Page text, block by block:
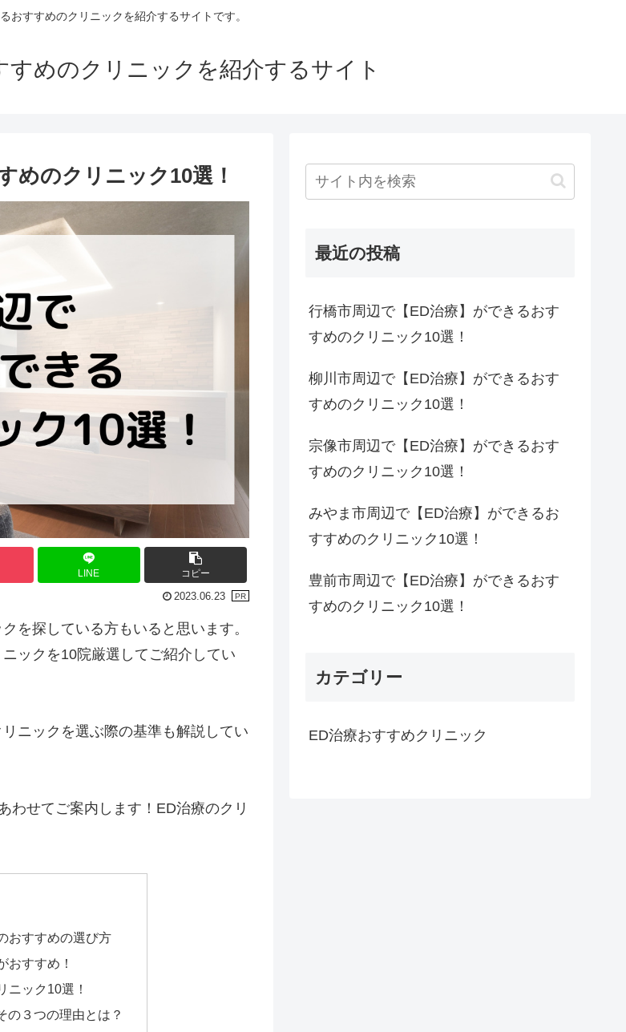
おすすめのクリニックを紹介するサイトです。
すめのクリニックを紹介するサイト
めのクリニック10選！
LINE コピー
2023.06.23
を探している方もいると思います。
ックを10院厳選してご紹介してい
ニックを選ぶ際の基準も解説してい
わせてご案内します！ED治療のクリ
おすすめの選び方
おすすめ！
ニック10選！
の３つの理由とは？
最近の投稿
行橋市周辺で【ED治療】ができるおす
すめのクリニック10選！
柳川市周辺で【ED治療】ができるおす
すめのクリニック10選！
宗像市周辺で【ED治療】ができるおす
すめのクリニック10選！
みやま市周辺で【ED治療】ができるお
すすめのクリニック10選！
豊前市周辺で【ED治療】ができるおす
すめのクリニック10選！
カテゴリー
ED治療おすすめクリニック